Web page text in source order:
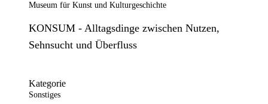
Museum für Kunst und Kulturgeschichte
KONSUM - Alltagsdinge zwischen Nutzen,
Sehnsucht und Überfluss
Kategorie
Sonstiges